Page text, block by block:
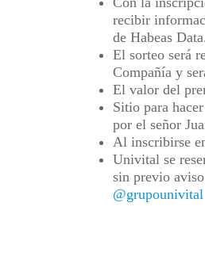
recibir
de Habeas Data.
El sorteo será
Compañía y
El valor del
Sitio para
por el señor
Al inscribirse
Univital se
sin previo
@grupounivital